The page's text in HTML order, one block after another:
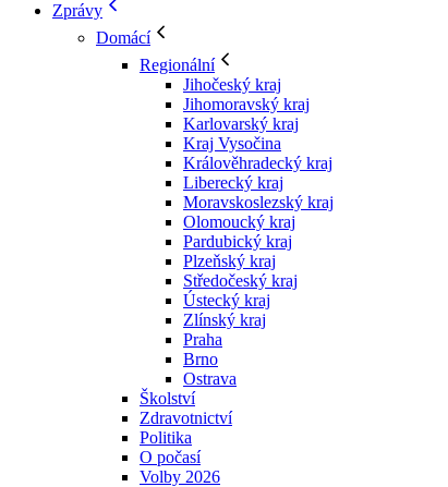
Zprávy
Domácí
Regionální
Jihočeský kraj
Jihomoravský kraj
Karlovarský kraj
Kraj Vysočina
Králověhradecký kraj
Liberecký kraj
Moravskoslezský kraj
Olomoucký kraj
Pardubický kraj
Plzeňský kraj
Středočeský kraj
Ústecký kraj
Zlínský kraj
Praha
Brno
Ostrava
Školství
Zdravotnictví
Politika
O počasí
Volby 2026